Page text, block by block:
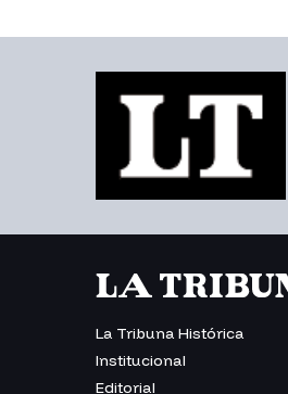
La Tribuna Histórica
Institucional
Editorial